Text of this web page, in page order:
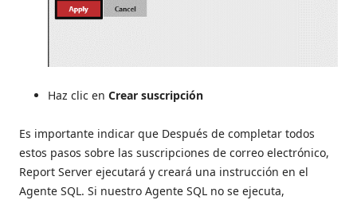
Haz clic en Crear suscripción
Es importante indicar que Después de completar todos
estos pasos sobre las suscripciones de correo electrónico,
Report Server ejecutará y creará una instrucción en el
Agente SQL. Si nuestro Agente SQL no se ejecuta,